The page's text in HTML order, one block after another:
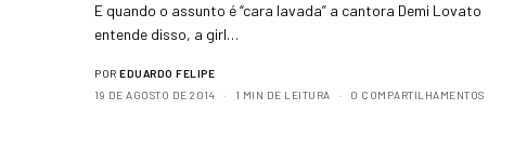
E quando o assunto é “cara lavada” a cantora Demi Lovato
entende disso, a girl…
POR EDUARDO FELIPE
19 DE AGOSTO DE 2014
1 MIN DE LEITURA 0 COMPARTILHAMENTOS